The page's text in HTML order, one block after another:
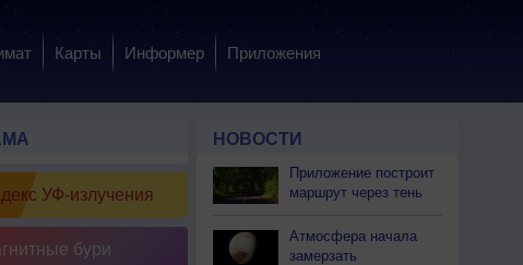
Карты Информер Приложения
УФ-излучения
бури
НОВОСТИ
Приложение построит
маршрут через тень
Атмосфера начала
замерзать